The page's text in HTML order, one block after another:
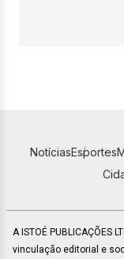
NotíciasEsportes
A ISTOÉ PUBLICAÇÕES
vinculação editorial e